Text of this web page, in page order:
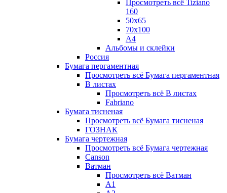
Просмотреть всё Tiziano
160
50х65
70х100
А4
Альбомы и склейки
Россия
Бумага пергаментная
Просмотреть всё Бумага пергаментная
В листах
Просмотреть всё В листах
Fabriano
Бумага тисненая
Просмотреть всё Бумага тисненая
ГОЗНАК
Бумага чертежная
Просмотреть всё Бумага чертежная
Canson
Ватман
Просмотреть всё Ватман
А1